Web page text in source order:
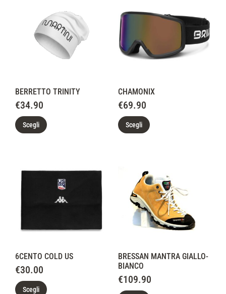
BERRETTO TRINITY
€34.90
Scegli
CHAMONIX
€69.90
Scegli
6CENTO COLD US
€30.00
Scegli
BRESSAN MANTRA GIALLO-
BIANCO
€109.90